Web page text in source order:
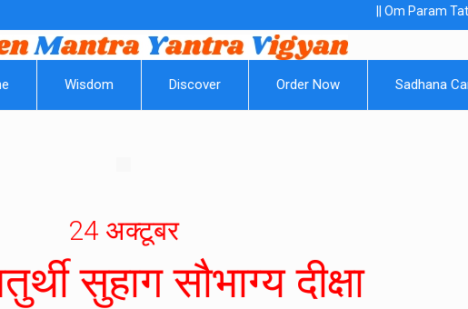
|| Om Param Tatvaaye
Wisdom Discover Order Now Sadhana
24 अक्टूबर
सुहाग सौभाग्य दीक्षा